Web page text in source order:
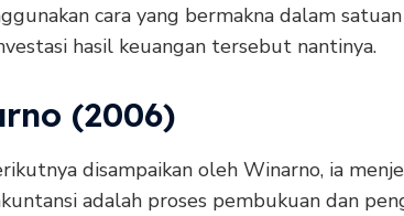
cara yang bermakna dalam
hasil keuangan tersebut nantinya.
(2006)
disampaikan oleh Winarno, ia
adalah proses pembukuan dan